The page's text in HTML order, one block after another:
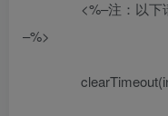
<%–注：以下
–%>